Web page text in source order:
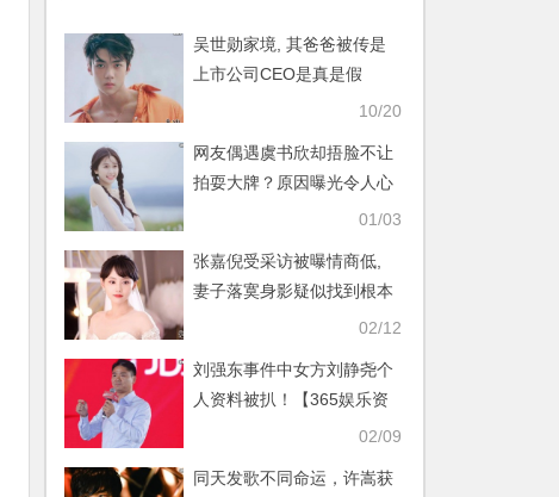
吴世勋家境, 其爸爸被传是
上市公司CEO是真是假
10/20
网友偶遇虞书欣却捂脸不让
拍耍大牌？原因曝光令人心
疼！【365娱乐资讯网】01/03
张嘉倪受采访被曝情商低,
妻子落寞身影疑似找到根本
原因【365娱乐资讯网】02/12
刘强东事件中女方刘静尧个
人资料被扒！【365娱乐资
02/09
同天发歌不同命运，许嵩获